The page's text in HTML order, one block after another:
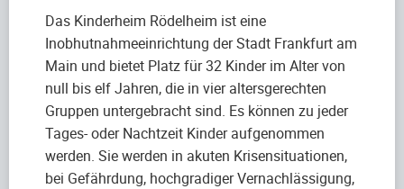
Das Kinderheim Rödelheim ist eine
Inobhutnahmeeinrichtung der Stadt Frankfurt am
Main und bietet Platz für 32 Kinder im Alter von
null bis elf Jahren, die in vier altersgerechten
Gruppen untergebracht sind. Es können zu jeder
Tages- oder Nachtzeit Kinder aufgenommen
werden. Sie werden in akuten Krisensituationen,
bei Gefährdung, hochgradiger Vernachlässigung,